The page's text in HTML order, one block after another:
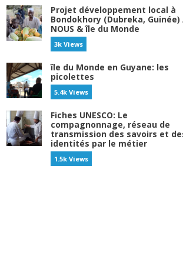
Projet développement local à
Bondokhory (Dubreka, Guinée)
NOUS & île du Monde
3k Views
île du Monde en Guyane: les
picolettes
5.4k Views
Fiches UNESCO: Le
compagnonnage, réseau de
transmission des savoirs et
identités par le métier
1.5k Views